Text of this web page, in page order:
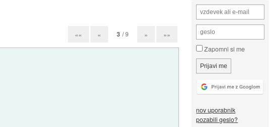
Zapomni si me
nov uporabnik
pozabili geslo?
«« « 3 / 9 » »»